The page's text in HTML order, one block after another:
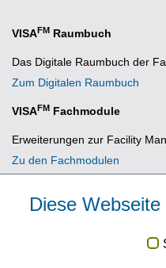
VISAFM Raumbuch
Das Digitale Raumbuch der
Zum Digitalen Raumbuch
VISAFM Fachmodule
Erweiterungen zur Facility
Zu den Fachmodulen
Diese